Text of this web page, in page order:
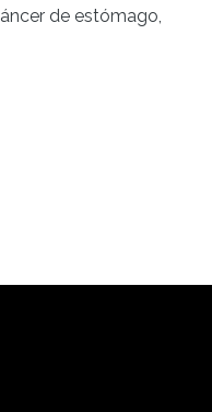
de estómago,